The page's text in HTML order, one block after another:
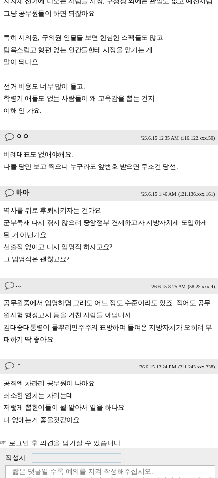
그냥 공무원들이 하면 되잖아요
특히 시의원, 구의원 인물들 보면 한심한 스펙들도 많고
탐욕스럽고 형편 없는 인간들한테 시정을 맡기는 게
말이 되나요
선거 비용도 너무 많이 들고.
학령기 애들도 없는 사람들이 왜 교육감을 뽑는 건지
이해 안 가요.
ㅇㅇ '26.6.15 12:35 AM (116.122.xxx.50)
비례대표도 없애야해요.
다들 당만 보고 찍으니 누구라도 앞번호 받으면 무조건 당선.
하아 '26.6.15 1:46 AM (121.136.xxx.161)
역사를 뒤로 후퇴시키자는 건가요
군부독재 다시 겪지 않으려 중앙정부 견제하고자 지방자치제 도입하게
된 거 아닌가요
선출직 없애고 다시 임명직 하자고요?
그 임명직은 괜찮고요?
... '26.6.15 8:25 AM (58.29.xxx.4)
공무원중에서 임명하몀 그래도 어느 정도 수준이라도 있죠. 적어도 공무
원시험 행정고시 등을 거친 사람들 아닙니까.
김대중대통령이 풀뿌리민주주의 표방하며 들여온 지방자치가 오히려 부
패하기 딱 좋아요
ᆢ '26.6.15 12:24 PM (211.243.xxx.238)
공직엔 차라리 공무원이 나아요
최소한 염치는 차리는데
저렇게 뽑힌이들이 뭘 알아서 일을 하나요
다 없애는게 좋을것같아요
☞ 로그인 후 의견을 남기실 수 있습니다
작성자 :